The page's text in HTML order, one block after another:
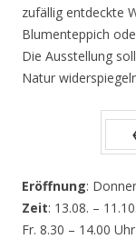
zufällig entdeckte
Blumenteppich
Die Ausstellung
Natur
Eröffnung:
Zeit: 13.08. –
Fr. 8.30 – 14.00